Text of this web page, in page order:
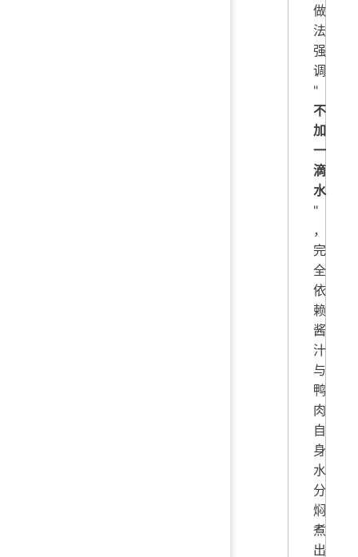
做
法
强
调
"
不
加
一
滴
水
"
，
完
全
依
赖
酱
汁
与
鸭
肉
自
身
水
分
焖
煮
出